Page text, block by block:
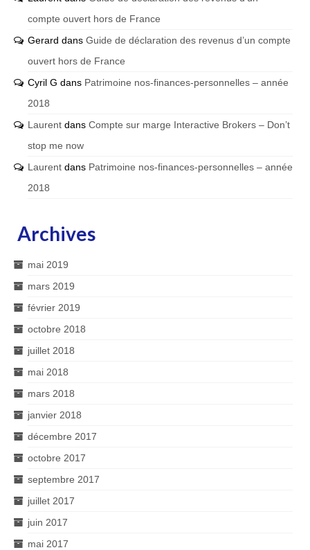
compte ouvert hors de France
Gerard dans Guide de déclaration des revenus d’un compte
ouvert hors de France
Cyril G dans Patrimoine nos-finances-personnelles – année
2018
Laurent dans Compte sur marge Interactive Brokers – Don’t
stop me now
Laurent dans Patrimoine nos-finances-personnelles – année
2018
Archives
mai 2019
mars 2019
février 2019
octobre 2018
juillet 2018
mai 2018
mars 2018
janvier 2018
décembre 2017
octobre 2017
septembre 2017
juillet 2017
juin 2017
mai 2017